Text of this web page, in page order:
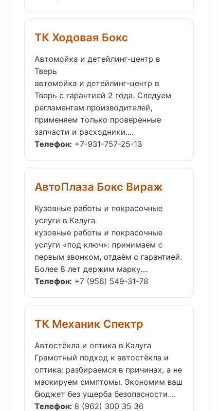
ТК Ходовая Бокс
Автомойка и детейлинг-центр в
Тверь
автомойка и детейлинг-центр в
Тверь с гарантией 2 года. Следуем
регламентам производителей,
применяем только проверенные
запчасти и расходники....
Телефон: +7-931-757-25-13
АвтоПлаза Бокс Вираж
Кузовные работы и покрасочные
услуги в Калуга
кузовные работы и покрасочные
услуги «под ключ»: принимаем с
первым звонком, отдаём с гарантией.
Более 8 лет держим марку....
Телефон: +7 (956) 549-31-78
ТК Механик Спектр
Автостёкла и оптика в Калуга
Грамотный подход к автостёкла и
оптика: разбираемся в причинах, а не
маскируем симптомы. Экономим ваш
бюджет без ущерба безопасности....
Телефон: 8 (962) 300 35 36